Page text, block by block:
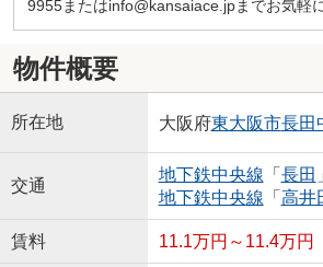
9955またはinfo@kansaiace.jpまでお気軽
物件概要
所在地 大阪府東大阪市長田
交通
地下鉄中央線 「 長田
地下鉄中央線 「 高井
賃料 11.1万円～11.4万円